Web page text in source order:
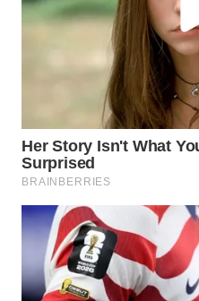
NIAS
TAPANULI
SELATAN
WN
TANJUNG
LESUNG
WN